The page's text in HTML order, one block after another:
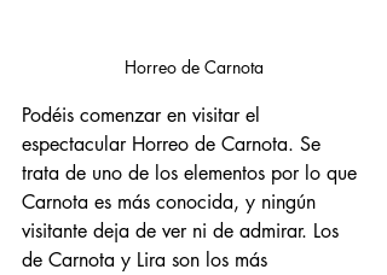
Horreo de Carnota
Podéis comenzar en visitar el
espectacular Horreo de Carnota. Se
trata de uno de los elementos por lo que
Carnota es más conocida, y ningún
visitante deja de ver ni de admirar. Los
de Carnota y Lira son los más